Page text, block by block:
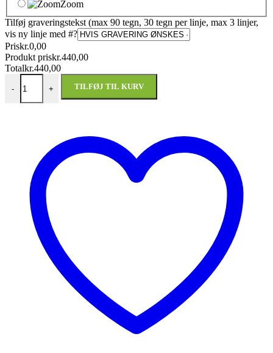
Zoom
Tilføj graveringstekst (max 90 tegn, 30 tegn per linje, max 3 linjer,
vis ny linje med #?
Priskr.0,00
Produkt priskr.440,00
Totalkr.440,00
-
Tandlæge & patient metalfigur antal
+ TILFØJ TIL KURV